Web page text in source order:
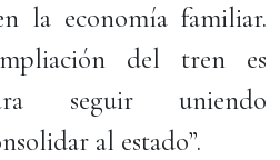
la economía familiar.
del tren es
seguir uniendo
al estado”.